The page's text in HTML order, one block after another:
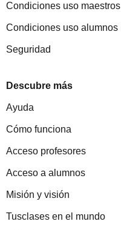
Condiciones uso maestros
Condiciones uso alumnos
Seguridad
Descubre más
Ayuda
Cómo funciona
Acceso profesores
Acceso a alumnos
Misión y visión
Tusclases en el mundo